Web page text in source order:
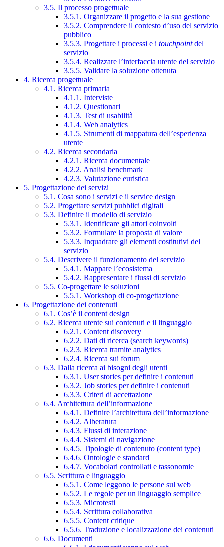
3.5. Il processo progettuale
3.5.1. Organizzare il progetto e la sua gestione
3.5.2. Comprendere il contesto d’uso del servizio
pubblico
3.5.3. Progettare i processi e i touchpointdel
servizio
3.5.4. Realizzare l’interfaccia utente del servizio
3.5.5. Validare la soluzione ottenuta
4. Ricerca progettuale
4.1. Ricerca primaria
4.1.1. Interviste
4.1.2. Questionari
4.1.3. Test di usabilità
4.1.4. Web analytics
4.1.5. Strumenti di mappatura dell’esperienza
utente
4.2. Ricerca secondaria
4.2.1. Ricerca documentale
4.2.2. Analisi benchmark
4.2.3. Valutazione euristica
5. Progettazione dei servizi
5.1. Cosa sono i servizi e il service design
5.2. Progettare servizi pubblici digitali
5.3. Definire il modello di servizio
5.3.1. Identificare gli attori coinvolti
5.3.2. Formulare la proposta di valore
5.3.3. Inquadrare gli elementi costitutivi del
servizio
5.4. Descrivere il funzionamento del servizio
5.4.1. Mappare l’ecosistema
5.4.2. Rappresentare i flussi di servizio
5.5. Co-progettare le soluzioni
5.5.1. Workshop di co-progettazione
6. Progettazione dei contenuti
6.1. Cos’è il content design
6.2. Ricerca utente sui contenuti e il linguaggio
6.2.1. Content discovery
6.2.2. Dati di ricerca (search keywords)
6.2.3. Ricerca tramite analytics
6.2.4. Ricerca sui forum
6.3. Dalla ricerca ai bisogni degli utenti
6.3.1. User stories per definire i contenuti
6.3.2. Job stories per definire i contenuti
6.3.3. Criteri di accettazione
6.4. Architettura dell’informazione
6.4.1. Definire l’architettura dell’informazione
6.4.2. Alberatura
6.4.3. Flussi di interazione
6.4.4. Sistemi di navigazione
6.4.5. Tipologie di contenuto (content type)
6.4.6. Ontologie e standard
6.4.7. Vocabolari controllati e tassonomie
6.5. Scrittura e linguaggio
6.5.1. Come leggono le persone sul web
6.5.2. Le regole per un linguaggio semplice
6.5.3. Microtesti
6.5.4. Scrittura collaborativa
6.5.5. Content critique
6.5.6. Traduzione e localizzazione dei contenuti
6.6. Documenti